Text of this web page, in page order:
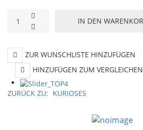
ZUR WUNSCHLISTE HINZUFÜGEN
HINZUFÜGEN ZUM VERGLEICHEN
ZURÜCK ZU: KURIOSES